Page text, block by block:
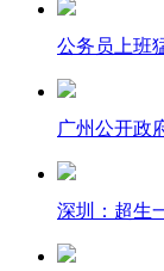
公务员上班
广州公开政
深圳：超生